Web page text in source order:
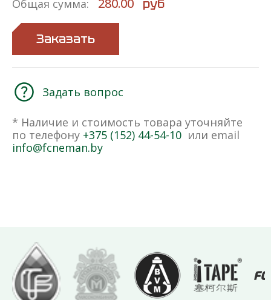
Общая сумма: 280.00 руб
Заказать
Задать вопрос
* Наличие и стоимость товара уточняйте
по телефону +375 (152) 44-54-10 или email
info@fcneman.by